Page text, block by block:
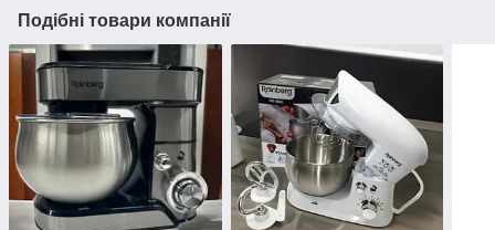
Подібні товари компанії